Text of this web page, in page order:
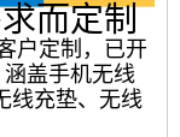
而定制
户定制，已开
盖手机无线
线充垫、无线